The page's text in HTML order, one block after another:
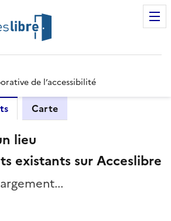
de l’accessibilité
Carte
lieu
existants sur Acceslibre